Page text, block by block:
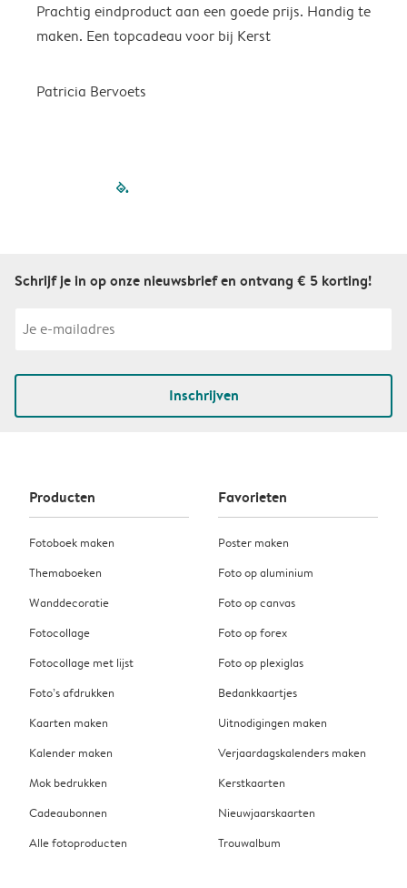
Prachtig eindproduct aan een goede prijs. Handig te
maken. Een topcadeau voor bij Kerst
Patricia Bervoets
filled-pagination
Schrijf je in op onze nieuwsbrief en ontvang € 5 korting!
Inschrijven
Producten
Fotoboek maken
Themaboeken
Wanddecoratie
Fotocollage
Fotocollage met lijst
Foto’s afdrukken
Kaarten maken
Kalender maken
Mok bedrukken
Cadeaubonnen
Alle fotoproducten
Favorieten
Poster maken
Foto op aluminium
Foto op canvas
Foto op forex
Foto op plexiglas
Bedankkaartjes
Uitnodigingen maken
Verjaardagskalenders maken
Kerstkaarten
Nieuwjaarskaarten
Trouwalbum